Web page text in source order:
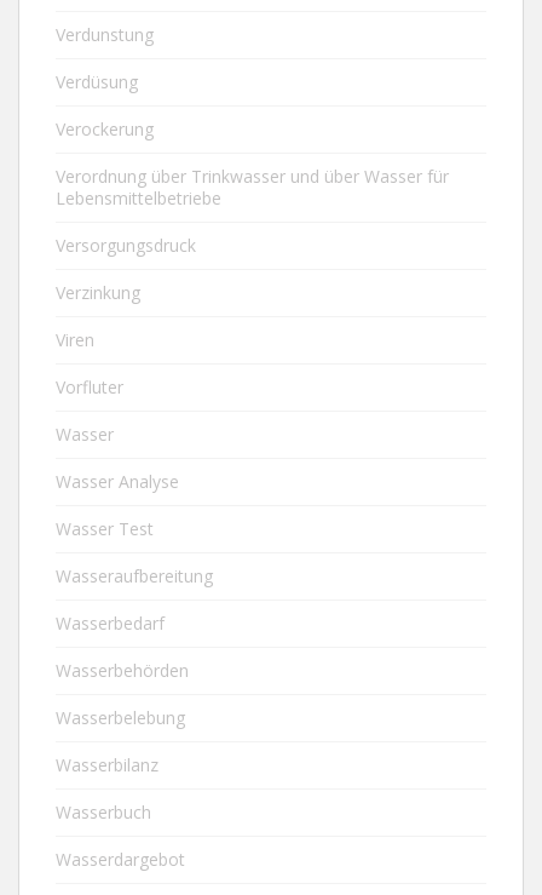
Verdunstung
Verdüsung
Verockerung
Verordnung über Trinkwasser und über Wasser für
Lebensmittelbetriebe
Versorgungsdruck
Verzinkung
Viren
Vorfluter
Wasser
Wasser Analyse
Wasser Test
Wasseraufbereitung
Wasserbedarf
Wasserbehörden
Wasserbelebung
Wasserbilanz
Wasserbuch
Wasserdargebot